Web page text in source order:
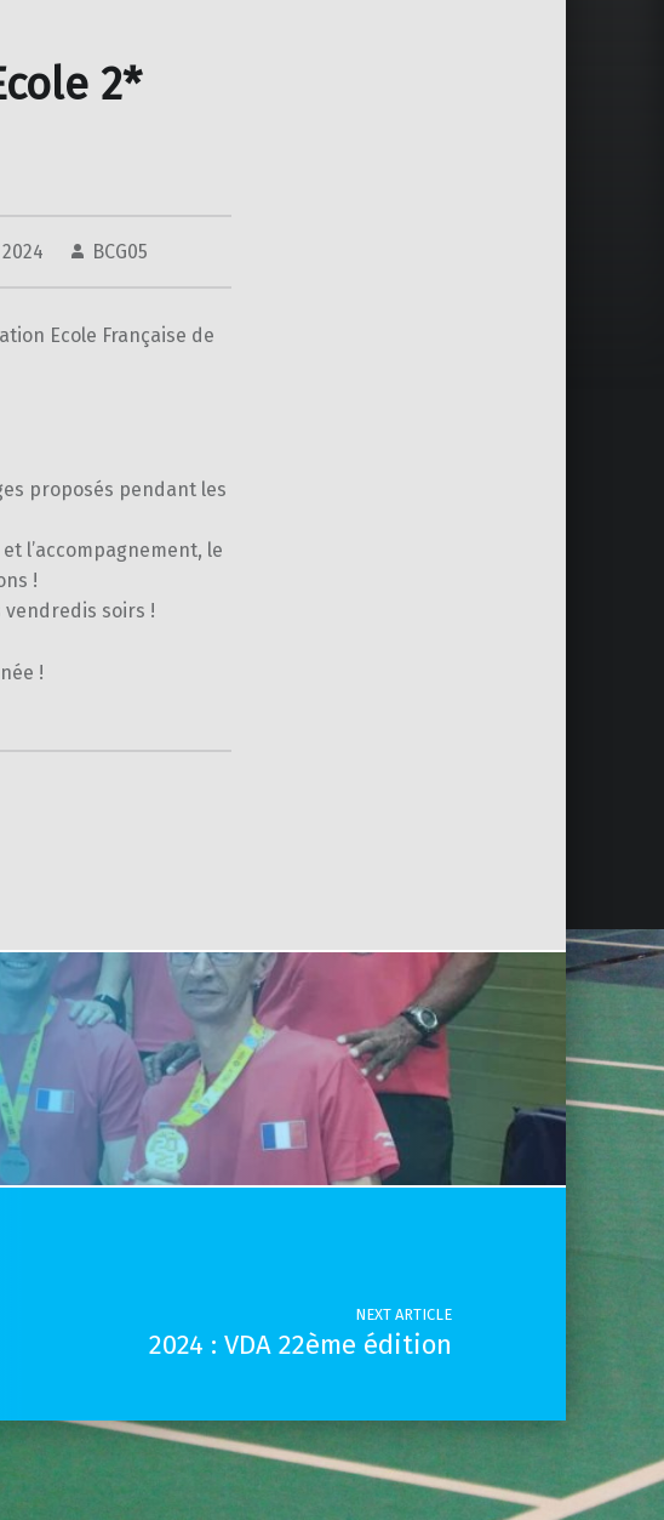
2*
BCG05
Ecole Française de
proposés pendant les
l’accompagnement, le
!
soirs !
!
NEXT ARTICLE
2024 : VDA 22ème édition